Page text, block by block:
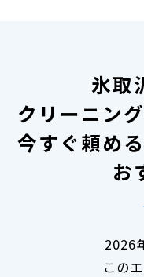
氷取
クリーニン
今すぐ頼め
お
2026
この